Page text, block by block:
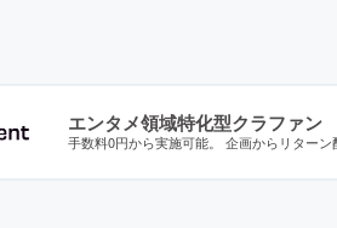
エンタメ領域特化型クラファン
手数料0円から実施可能。 企画からリター